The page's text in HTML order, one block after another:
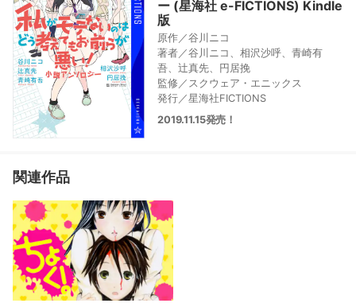
と喪り喪り、愛すべき”もこっち”が様々
な角度で丸裸になるファンブックで
す。
ー (星海社 e-FICTIONS) Kindle
版
原作／谷川ニコ
著者／谷川ニコ、相沢沙呼、青崎有
吾、辻真先、円居挽
監修／スクウェア・エニックス
発行／星海社FICTIONS
2019.11.15発売！
関連作品